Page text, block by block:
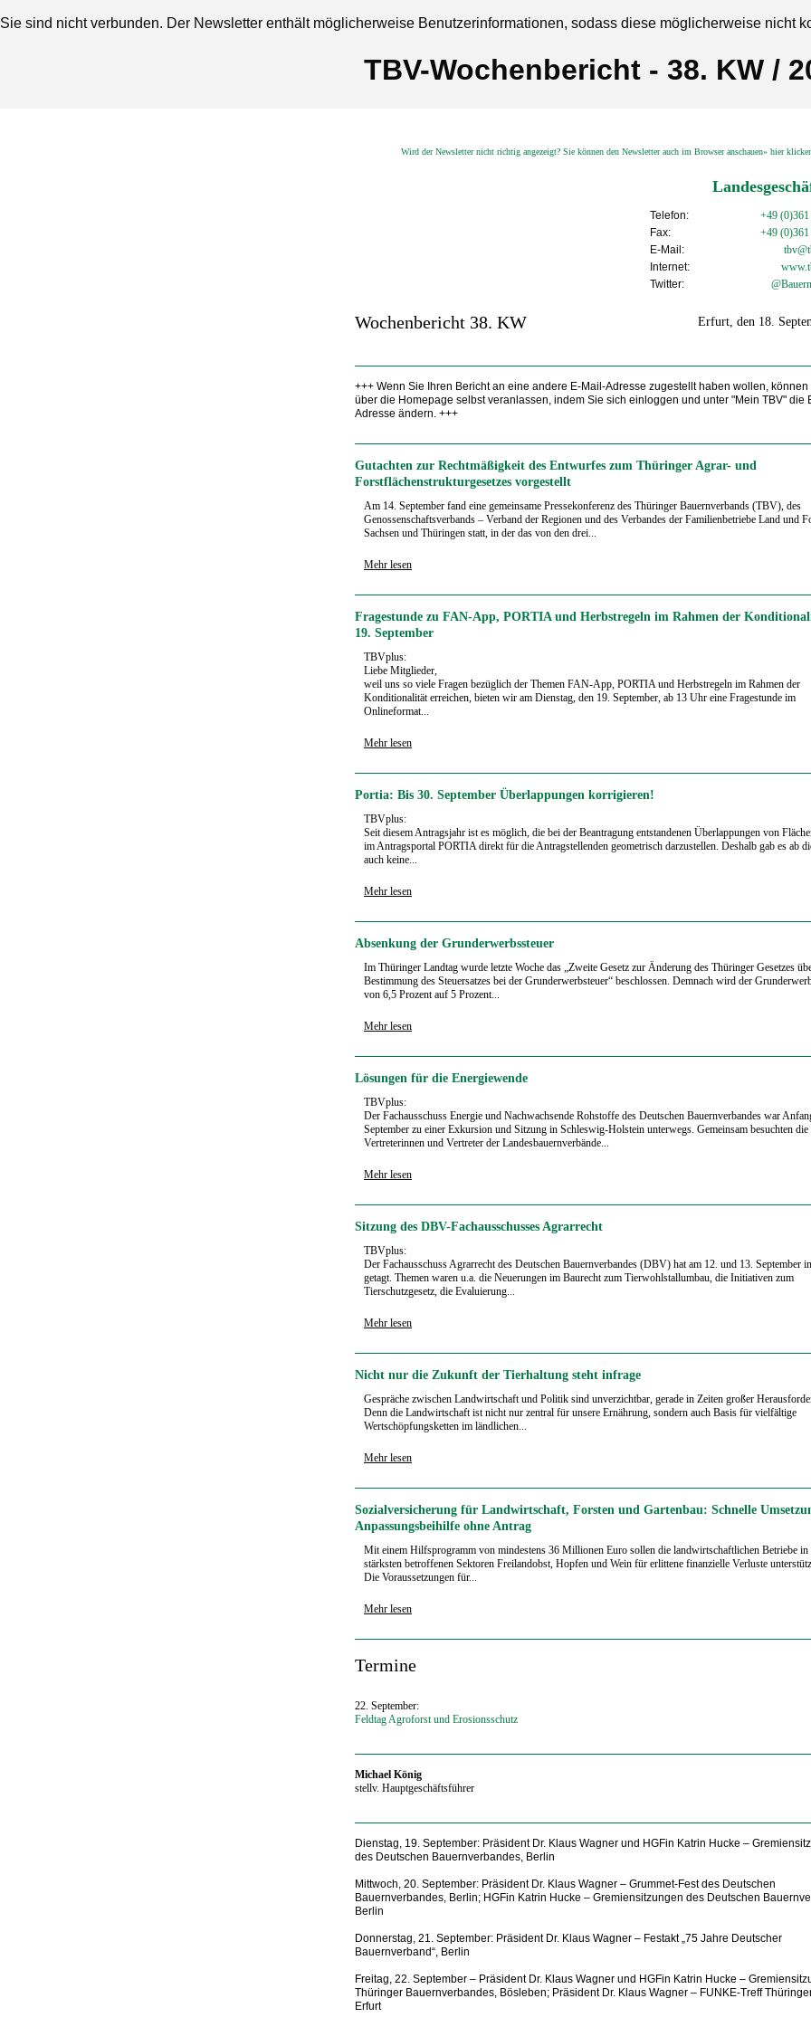
Sie sind nicht verbunden. Der Newsletter enthält möglicherweise Benutzerinformationen, sodass diese möglicherweise nicht
TBV-Wochenbericht - 38. KW /
Wird der Newsletter nicht richtig angezeigt? Sie können den Newsletter auch im Browser anschauen» hier
Telefon:
+49
Fax:
+49
E-Mail:
Internet:
Twitter:
Wochenbericht 38. KW Erfurt, den 18.
+++ Wenn Sie Ihren Bericht an eine andere E-Mail-Adresse zugestellt haben wollen, können
über die Homepage selbst veranlassen, indem Sie sich einloggen und unter "Mein TBV" die
Adresse ändern. +++
Gutachten zur Rechtmäßigkeit des Entwurfes zum Thüringer Agrar- und
Forstflächenstrukturgesetzes vorgestellt
Am 14. September fand eine gemeinsame Pressekonferenz des Thüringer Bauernverbands (TBV), des
Genossenschaftsverbands – Verband der Regionen und des Verbandes der Familienbetriebe Land und
Sachsen und Thüringen statt, in der das von den drei...
Mehr lesen
Fragestunde zu FAN-App, PORTIA und Herbstregeln im Rahmen der
19. September
TBVplus:
Liebe Mitglieder,
weil uns so viele Fragen bezüglich der Themen FAN-App, PORTIA und Herbstregeln im Rahmen der
Konditionalität erreichen, bieten wir am Dienstag, den 19. September, ab 13 Uhr eine Fragestunde im
Onlineformat...
Mehr lesen
Portia: Bis 30. September Überlappungen korrigieren!
TBVplus:
Seit diesem Antragsjahr ist es möglich, die bei der Beantragung entstandenen Überlappungen von
im Antragsportal PORTIA direkt für die Antragstellenden geometrisch darzustellen. Deshalb gab es ab
auch keine...
Mehr lesen
Absenkung der Grunderwerbssteuer
Im Thüringer Landtag wurde letzte Woche das „Zweite Gesetz zur Änderung des Thüringer Gesetzes
Bestimmung des Steuersatzes bei der Grunderwerbsteuer“ beschlossen. Demnach wird der
von 6,5 Prozent auf 5 Prozent...
Mehr lesen
Lösungen für die Energiewende
TBVplus:
Der Fachausschuss Energie und Nachwachsende Rohstoffe des Deutschen Bauernverbandes war
September zu einer Exkursion und Sitzung in Schleswig-Holstein unterwegs. Gemeinsam besuchten die
Vertreterinnen und Vertreter der Landesbauernverbände...
Mehr lesen
Sitzung des DBV-Fachausschusses Agrarrecht
TBVplus:
Der Fachausschuss Agrarrecht des Deutschen Bauernverbandes (DBV) hat am 12. und 13. September
getagt. Themen waren u.a. die Neuerungen im Baurecht zum Tierwohlstallumbau, die Initiativen zum
Tierschutzgesetz, die Evaluierung...
Mehr lesen
Nicht nur die Zukunft der Tierhaltung steht infrage
Gespräche zwischen Landwirtschaft und Politik sind unverzichtbar, gerade in Zeiten großer
Denn die Landwirtschaft ist nicht nur zentral für unsere Ernährung, sondern auch Basis für vielfältige
Wertschöpfungsketten im ländlichen...
Mehr lesen
Sozialversicherung für Landwirtschaft, Forsten und Gartenbau: Schnelle
Anpassungsbeihilfe ohne Antrag
Mit einem Hilfsprogramm von mindestens 36 Millionen Euro sollen die landwirtschaftlichen Betriebe in
stärksten betroffenen Sektoren Freilandobst, Hopfen und Wein für erlittene finanzielle Verluste
Die Voraussetzungen für...
Mehr lesen
‍Termine
22. September:
Feldtag Agroforst und Erosionsschutz
Michael König
stellv. Hauptgeschäftsführer
‍Dienstag, 19. September: Präsident Dr. Klaus Wagner und HGFin Katrin Hucke –
des Deutschen Bauernverbandes, Berlin
Mittwoch, 20. September: Präsident Dr. Klaus Wagner – Grummet-Fest des Deutschen
Bauernverbandes, Berlin; HGFin Katrin Hucke – Gremiensitzungen des Deutschen
Berlin
Donnerstag, 21. September: Präsident Dr. Klaus Wagner – Festakt „75 Jahre Deutscher
Bauernverband“, Berlin
Freitag, 22. September – Präsident Dr. Klaus Wagner und HGFin Katrin Hucke –
Thüringer Bauernverbandes, Bösleben; Präsident Dr. Klaus Wagner – FUNKE-Treff
Erfurt